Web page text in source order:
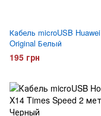
Кабель microUSB Huawei
Original Белый
195 грн